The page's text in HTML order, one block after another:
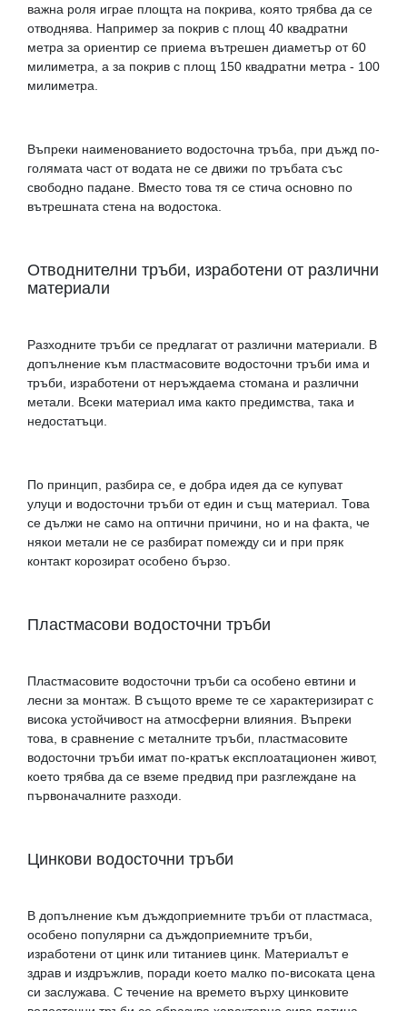
важна роля играе площта на покрива, която трябва да се
отводнява. Например за покрив с площ 40 квадратни
метра за ориентир се приема вътрешен диаметър от 60
милиметра, а за покрив с площ 150 квадратни метра - 100
милиметра.
Въпреки наименованието водосточна тръба, при дъжд по-
голямата част от водата не се движи по тръбата със
свободно падане. Вместо това тя се стича основно по
вътрешната стена на водостока.
Отводнителни тръби, изработени от различни
материали
Разходните тръби се предлагат от различни материали. В
допълнение към пластмасовите водосточни тръби има и
тръби, изработени от неръждаема стомана и различни
метали. Всеки материал има както предимства, така и
недостатъци.
По принцип, разбира се, е добра идея да се купуват
улуци и водосточни тръби от един и същ материал. Това
се дължи не само на оптични причини, но и на факта, че
някои метали не се разбират помежду си и при пряк
контакт корозират особено бързо.
Пластмасови водосточни тръби
Пластмасовите водосточни тръби са особено евтини и
лесни за монтаж. В същото време те се характеризират с
висока устойчивост на атмосферни влияния. Въпреки
това, в сравнение с металните тръби, пластмасовите
водосточни тръби имат по-кратък експлоатационен живот,
което трябва да се вземе предвид при разглеждане на
първоначалните разходи.
Цинкови водосточни тръби
В допълнение към дъждоприемните тръби от пластмаса,
особено популярни са дъждоприемните тръби,
изработени от цинк или титаниев цинк. Материалът е
здрав и издръжлив, поради което малко по-високата цена
си заслужава. С течение на времето върху цинковите